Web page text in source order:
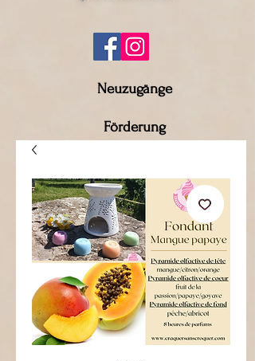
Neuzugänge
Förderung